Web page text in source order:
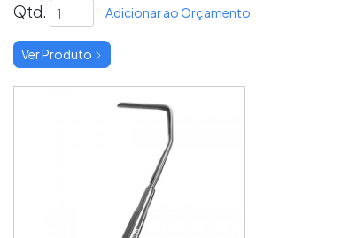
Qtd. Adicionar ao Orçamento
Ver Produto